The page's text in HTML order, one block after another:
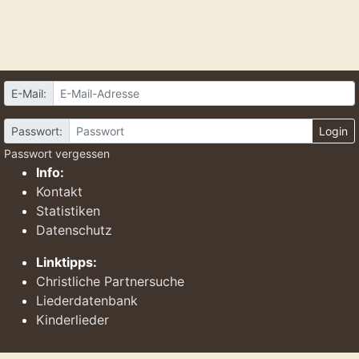
E-Mail:
Passwort:
Login
Passwort vergessen
Info:
Kontakt
Statistiken
Datenschutz
Linktipps:
Christliche Partnersuche
Liederdatenbank
Kinderlieder